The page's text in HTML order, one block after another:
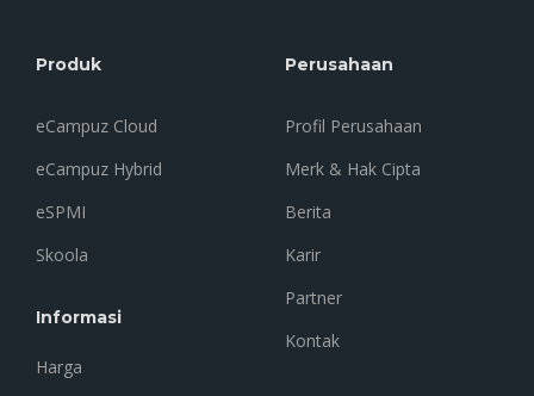
Produk
eCampuz Cloud
eCampuz Hybrid
eSPMI
Skoola
Informasi
Harga
Perusahaan
Profil Perusahaan
Merk & Hak Cipta
Berita
Karir
Partner
Kontak